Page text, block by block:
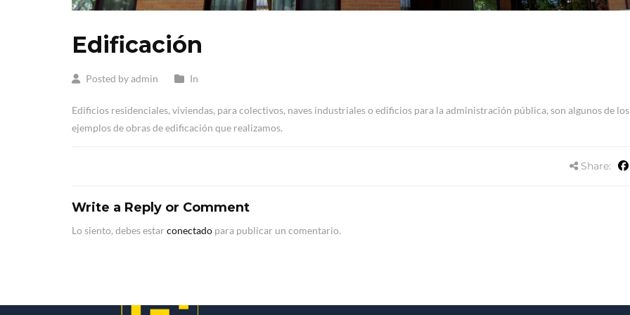
Edificación
Posted by admin In
Edificios residenciales, viviendas, para colectivos, naves industriales o edificios para la administración pública, son algunos de los
ejemplos de obras de edificación que realizamos.
Share:
Write a Reply or Comment
Lo siento, debes estar conectado para publicar un comentario.